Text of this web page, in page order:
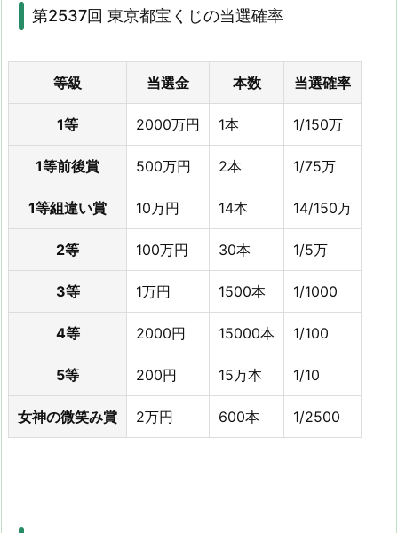
第2537回 東京都宝くじの当選確率
等級 当選金 本数 当選確率
1等 2000万円 1本 1/150万
1等前後賞 500万円 2本 1/75万
1等組違い賞 10万円 14本 14/150万
2等 100万円 30本 1/5万
3等 1万円 1500本 1/1000
4等 2000円 15000本 1/100
5等 200円 15万本 1/10
女神の微笑み賞 2万円 600本 1/2500